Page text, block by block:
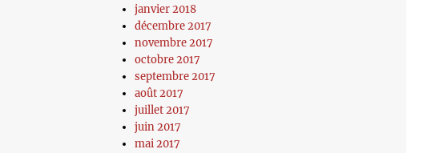
janvier 2018
décembre 2017
novembre 2017
octobre 2017
septembre 2017
août 2017
juillet 2017
juin 2017
mai 2017